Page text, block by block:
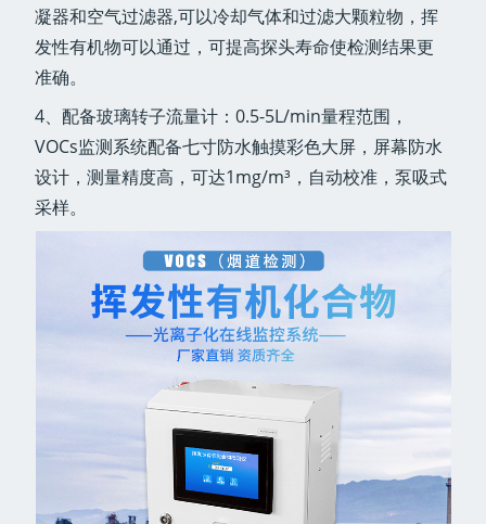
凝器和空气过滤器,可以冷却气体和过滤大颗粒物，挥
发性有机物可以通过，可提高探头寿命使检测结果更
准确。
4、配备玻璃转子流量计：0.5-5L/min量程范围，
VOCs监测系统配备七寸防水触摸彩色大屏，屏幕防水
设计，测量精度高，可达1mg/m³，自动校准，泵吸式
采样。